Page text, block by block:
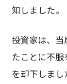
知しました。
投資家は、
たことに不
を却下しま